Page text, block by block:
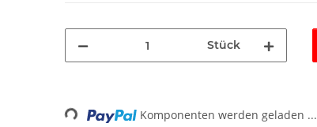
Stück
Loading... Komponenten werden geladen ...